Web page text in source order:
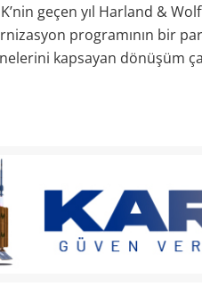
geçen yıl Harland &
programının bir
kapsayan dönüşüm